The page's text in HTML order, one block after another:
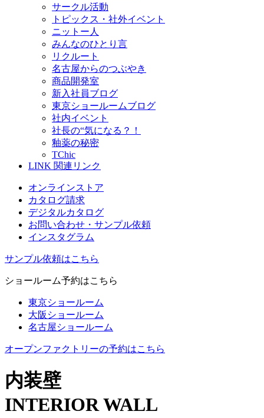
サークル活動
トピックス・社外イベント
ニットー人
みんなのひとり言
リクルート
名古屋からのつぶやき
商品開発室
新入社員ブログ
東京ショールームブログ
社内イベント
社長の“気になる？！
釉薬の秘密
TChic
LINK 関連リンク
オンラインストア
カタログ請求
デジタルカタログ
お問い合わせ・サンプル依頼
インスタグラム
サンプル依頼はこちら
ショールーム予約はこちら
東京ショールーム
大阪ショールーム
名古屋ショールーム
オープンファクトリーの予約はこちら
内装壁
INTERIOR WALL